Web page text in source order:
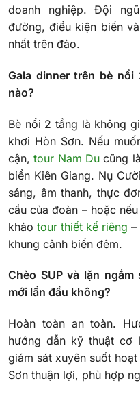
doanh nghiệp. Đội
đường, điều kiện biển
nhất trên đảo.
Gala dinner trên bè
nào?
Bè nổi 2 tầng là không
khơi Hòn Sơn. Nếu
cận,tour Nam Du cũng
biển Kiên Giang. Nụ
sáng, âm thanh, thực
cầu của đoàn – hoặc
khảo tour thiết kế riêng –
khung cảnh biển đêm.
Chèo SUP và lặn
mới lần đầu không?
Hoàn toàn an toàn.
hướng dẫn kỹ thuật cơ
giám sát xuyên suốt
Sơn thuận lợi, phù hợp